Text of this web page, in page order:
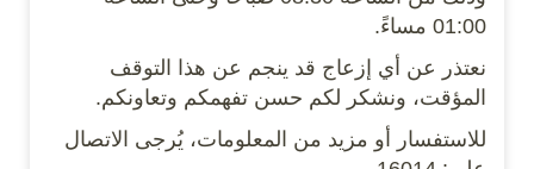
01:00 مساءً.
نعتذر عن أي إزعاج قد ينجم عن هذا التوقف
المؤقت، ونشكر لكم حسن تفهمكم وتعاونكم.
للاستفسار أو مزيد من المعلومات، يُرجى الاتصال